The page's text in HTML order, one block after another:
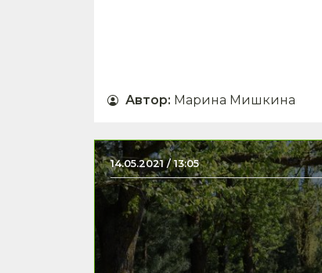
Автор: Марина Мишкина
14.05.2021 / 13:05